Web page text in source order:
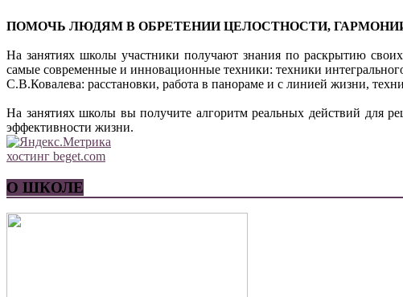
Комментарий
Имя*
Email*
Сайт
ПОМОЧЬ ЛЮДЯМ В ОБРЕТЕНИИ ЦЕЛОСТНОСТИ,
На занятиях школы участники получают знания по раскрытию
самые современные и инновационные техники: техники
С.В.Ковалева: расстановки, работа в панораме и с линией жизни,
На занятиях школы вы получите алгоритм реальных действий для
эффективности жизни.
хостинг beget.com
О ШКОЛЕ